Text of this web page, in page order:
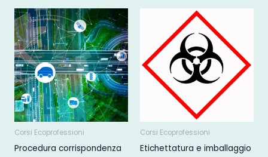
Corsi Ecoprofessioni
Procedura corrispondenza
Corsi Ecoprofessioni
Etichettatura e imballaggio